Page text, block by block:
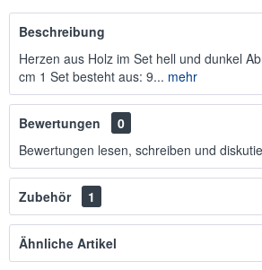
Beschreibung
Herzen aus Holz im Set hell und dunkel
cm 1 Set besteht aus: 9... mehr
Bewertungen
0
Bewertungen lesen, schreiben und
Zubehör 1
Ähnliche Artikel